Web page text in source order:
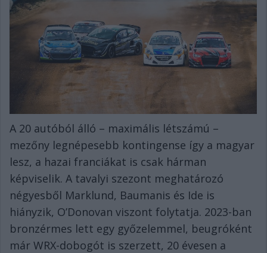
A 20 autóból álló – maximális létszámú –
mezőny legnépesebb kontingense így a magyar
lesz, a hazai franciákat is csak hárman
képviselik. A tavalyi szezont meghatározó
négyesből Marklund, Baumanis és Ide is
hiányzik, O’Donovan viszont folytatja. 2023-ban
bronzérmes lett egy győzelemmel, beugróként
már WRX-dobogót is szerzett, 20 évesen a